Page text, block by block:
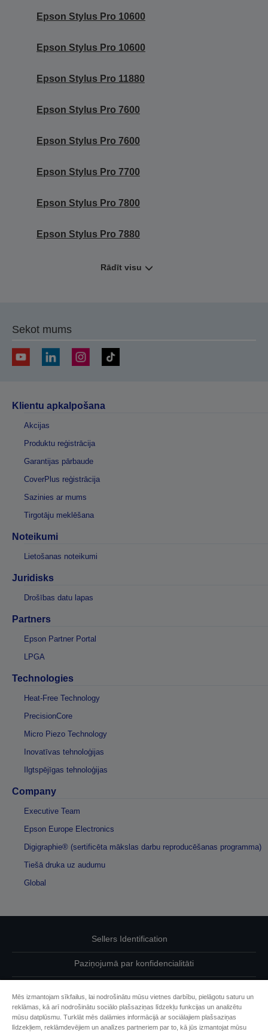
Epson Stylus Pro 10600
Epson Stylus Pro 10600
Epson Stylus Pro 11880
Epson Stylus Pro 7600
Epson Stylus Pro 7600
Epson Stylus Pro 7700
Epson Stylus Pro 7800
Epson Stylus Pro 7880
Rādīt visu
Sekot mums
Klientu apkalpošana
Akcijas
Produktu reģistrācija
Garantijas pārbaude
CoverPlus reģistrācija
Sazinies ar mums
Tirgotāju meklēšana
Noteikumi
Lietošanas noteikumi
Juridisks
Drošības datu lapas
Partners
Epson Partner Portal
LPGA
Technologies
Heat-Free Technology
PrecisionCore
Micro Piezo Technology
Inovatīvas tehnoloģijas
Ilgtspējīgas tehnoloģijas
Company
Executive Team
Epson Europe Electronics
Digigraphie® (sertificēta mākslas darbu reproducēšanas programma)
Tiešā druka uz audumu
Global
Sellers Identification
Paziņojumā par konfidencialitāti
Sazinieties ar mums par saviem datiem
Mēs izmantojam sīkfailus, lai nodrošinātu mūsu vietnes darbību, pielāgotu saturu un
reklāmas, kā arī nodrošinātu sociālo plašsaziņas līdzekļu funkcijas un analizētu
mūsu datplūsmu. Turklāt mēs dalāmies informācijā ar sociālajiem plašsaziņas
līdzekļiem, reklāmdevējiem un analīzes partneriem par to, kā jūs izmantojat mūsu